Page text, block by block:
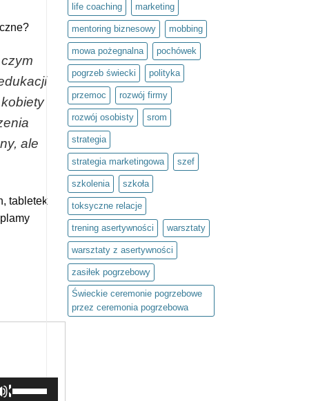
ale
tabletek
life coaching marketing
mentoring biznesowy mobbing
mowa pożegnalna pochówek
pogrzeb świecki polityka
przemoc rozwój firmy
rozwój osobisty srom
strategia
strategia marketingowa szef
szkolenia szkoła
toksyczne relacje
trening asertywności warsztaty
warsztaty z asertywności
zasiłek pogrzebowy
Świeckie ceremonie pogrzebowe
przez ceremonia pogrzebowa